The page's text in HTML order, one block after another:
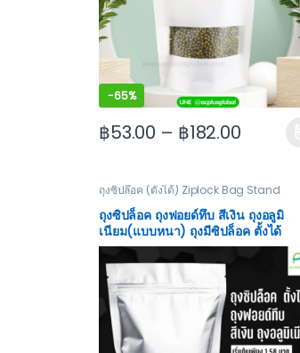
-65%
฿53.00 – ฿182.00
This product has multiple
ถุงซิปล๊อค (ตั้งได้) Ziplock Bag Stand
ถุงซิปล็อค ถุงฟอยด์ทึบ สีเงิน ถุงอลูมิ
เนียม(แบบหนา) ถุงมีซิปล็อค ตั้งได้
(50ใบ)